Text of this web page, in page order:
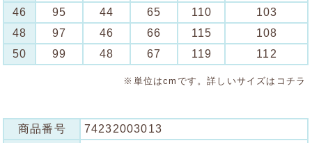
46
95 44 65 110
103
48
97 46 66 115
108
50
99 48 67 119 112
※単位はcmです。詳しいサイズは コチラ
商品番号
74232003013